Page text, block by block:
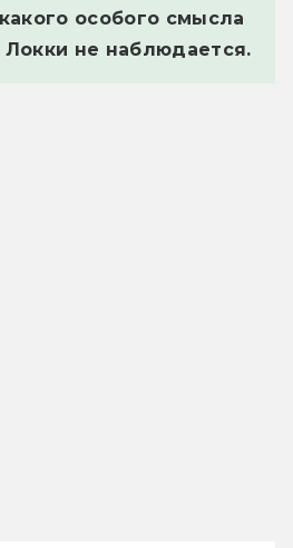
особого смысла
не наблюдается.